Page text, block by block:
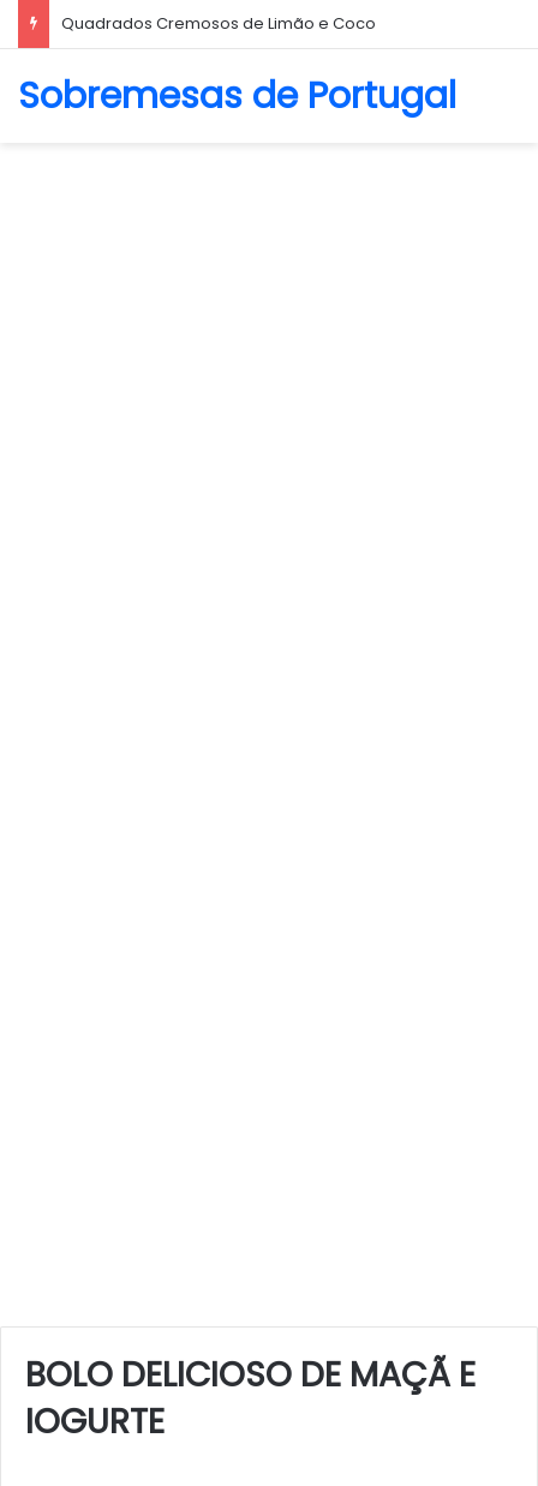
Biscoito Amanteigado
Sobremesas de Portugal
BOLO DELICIOSO DE MAÇÃ E
IOGURTE